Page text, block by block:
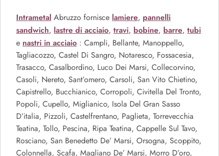
Intrametal Abruzzo fornisce lamiere, pannelli
sandwich, lastre di acciaio, travi, bobine, barre, tubi
e nastri in acciaio : Campli, Bellante, Manoppello,
Tagliacozzo, Castel Di Sangro, Notaresco, Fossacesia,
Trasacco, Casalbordino, Luco Dei Marsi, Collecorvino,
Casoli, Nereto, Sant’omero, Carsoli, San Vito Chietino,
Capistrello, Bucchianico, Corropoli, Civitella Del Tronto,
Popoli, Cupello, Miglianico, Isola Del Gran Sasso
D’italia, Pizzoli, Castelfrentano, Paglieta, Torrevecchia
Teatina, Tollo, Pescina, Ripa Teatina, Cappelle Sul Tavo,
Rosciano, San Benedetto De’ Marsi, Orsogna, Scoppito,
Colonnella, Scafa, Magliano De’ Marsi, Morro D’oro,